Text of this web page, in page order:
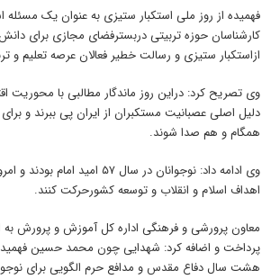
فهمیده از روز ملی استکبار ستیزی به عنوان یک مسئله
کارشناسان حوزه تربیتی دربسترفضای مجازی برای
ازاستکبار ستیزی و رسالت خطیر فعالان عرصه تعلیم
وی تصریح کرد: دراین روز ماندگار مطالبی با محوریت
دلیل اصلی عصبانیت مستکبران از ایران پی ببرند و
همگام و هم صدا شوند.
وی ادامه داد: نوجوانان در
اهداف اسلام و انقلاب و توسعه کشورحرکت کنند.
معاون پرورشی و فرهنگی اداره کل آموزش و پرورش به
پرداخت و اضافه کرد: شهدایی چون محمد حسین
هشت سال دفاع مقدس و مدافع حرم الگویی برای